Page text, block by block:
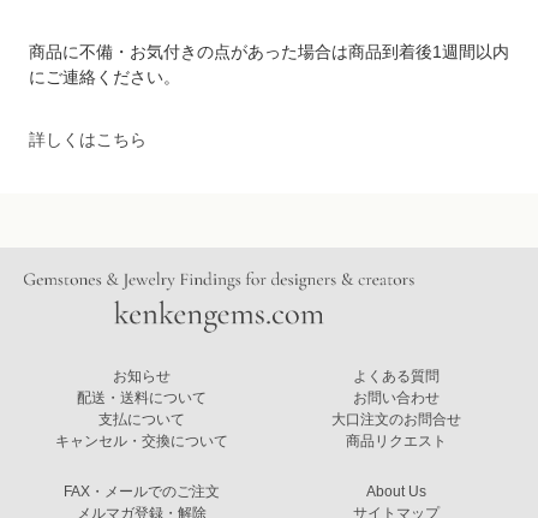
商品に不備・お気付きの点があった場合は商品到着後1週間以内
にご連絡ください。
詳しくはこちら
お知らせ
配送・送料について
支払について
キャンセル・交換について
よくある質問
お問い合わせ
大口注文のお問合せ
商品リクエスト
FAX・メールでのご注文
メルマガ登録・解除
About Us
サイトマップ